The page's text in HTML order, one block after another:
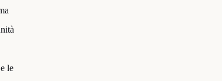
le